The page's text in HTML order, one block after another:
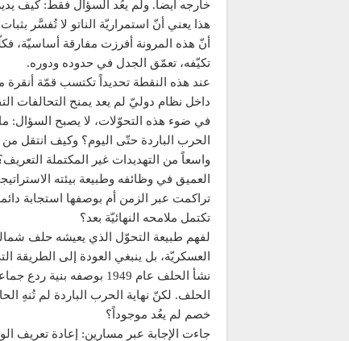
خارجه أيضاً. ولم يعُد السؤال فقط: كيف
هذا يعني أنّ استمراريّة الناتو لا تُفسَّر
أنّ هذه المرونة أفرزت مفارقة أساسيّة،
تكيّفه، تعمّق الجدل في حدوده ودوره.
عند هذه النقطة تحديداً تكتسب قمّة أنقرة
داخل نظام دوليّ لم يعد يمنح التحالفات
في ضوء هذه التحوّلات، لا يصبح السؤال:
الحرب الباردة حتّى اليوم؟ وكيف انتقل
واسعاً من التهديدات غير المكتملة
العميق في وظائفه وطبيعة بيئته
تراكمت عبر الزمن أم بوصفها استجابة
تكتمل ملامحه النهائيّة بعد؟
لفهم طبيعة التحوّل الذي يعيشه حلف
العسكريّة، بل ينبغي العودة إلى الطريقة
نشأ الحلف عام 1949
الحلف. لكنّ نهاية الحرب الباردة لم تُنهِ
خصم لم يعُد موجوداً؟
جاءت الإجابة عبر مسارين: إعادة تعريف